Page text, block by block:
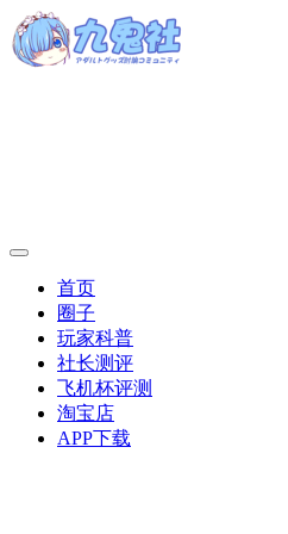
首页
圈子
玩家科普
社长测评
飞机杯评测
淘宝店
APP下载